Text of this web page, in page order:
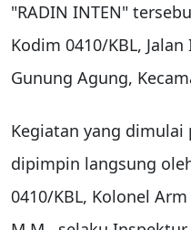
"RADIN INTEN"
Kodim 0410/KBL,
Gunung Agung,
Kegiatan yang dimulai
dipimpin langsung
0410/KBL, Kolonel